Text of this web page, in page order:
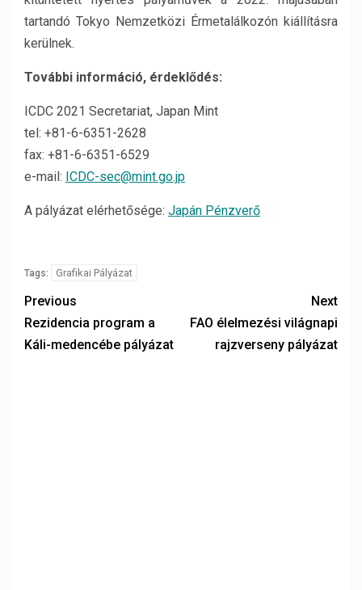
tartandó Tokyo Nemzetközi Érmetalálkozón kiállításra
kerülnek.
További információ, érdeklődés:
ICDC 2021 Secretariat, Japan Mint
tel: +81-6-6351-2628
fax: +81-6-6351-6529
e-mail: ICDC-sec@mint.go.jp
A pályázat elérhetősége: Japán Pénzverő
Tags: Grafikai Pályázat
Previous
Rezidencia program a
Káli-medencébe pályázat
Next
FAO élelmezési világnapi
rajzverseny pályázat